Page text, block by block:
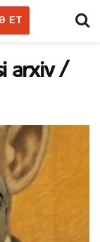
ET
arxiv /